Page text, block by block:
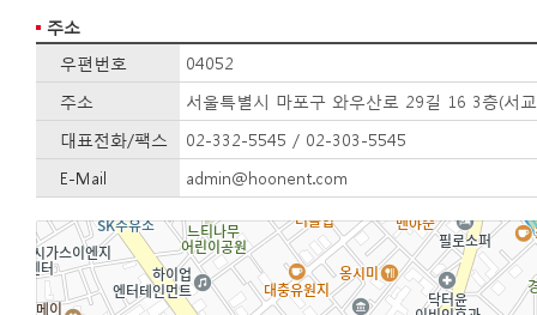
주소
우편번호
04052
주소
서울특별시 마포구 와우산로 29길 16 3층(서
대표전화/팩스
02-332-5545 / 02-303-5545
E-Mail
admin@hoonent.com